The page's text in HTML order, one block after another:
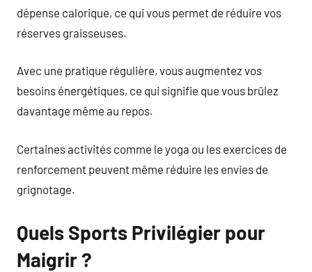
dépense calorique, ce qui vous permet de réduire vos
réserves graisseuses.
Avec une pratique régulière, vous augmentez vos
besoins énergétiques, ce qui signifie que vous brûlez
davantage même au repos.
Certaines activités comme le yoga ou les exercices de
renforcement peuvent même réduire les envies de
grignotage.
Quels Sports Privilégier pour
Maigrir ?